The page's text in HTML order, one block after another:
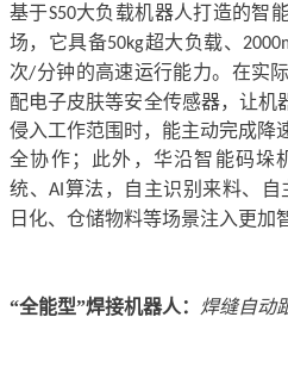
基于S50大负载机器人打造的智
场，它具备50kg超大负载、
次/分钟的高速运行能力。在实
配电子皮肤等安全传感器，让机
侵入工作范围时，能主动完成降
全协作；此外，华沿智能码垛
统、 AI 算法，自主识别来料、自
日化、仓储物料等场景注入更加
“全能型”焊接机器人 ： 焊缝自动